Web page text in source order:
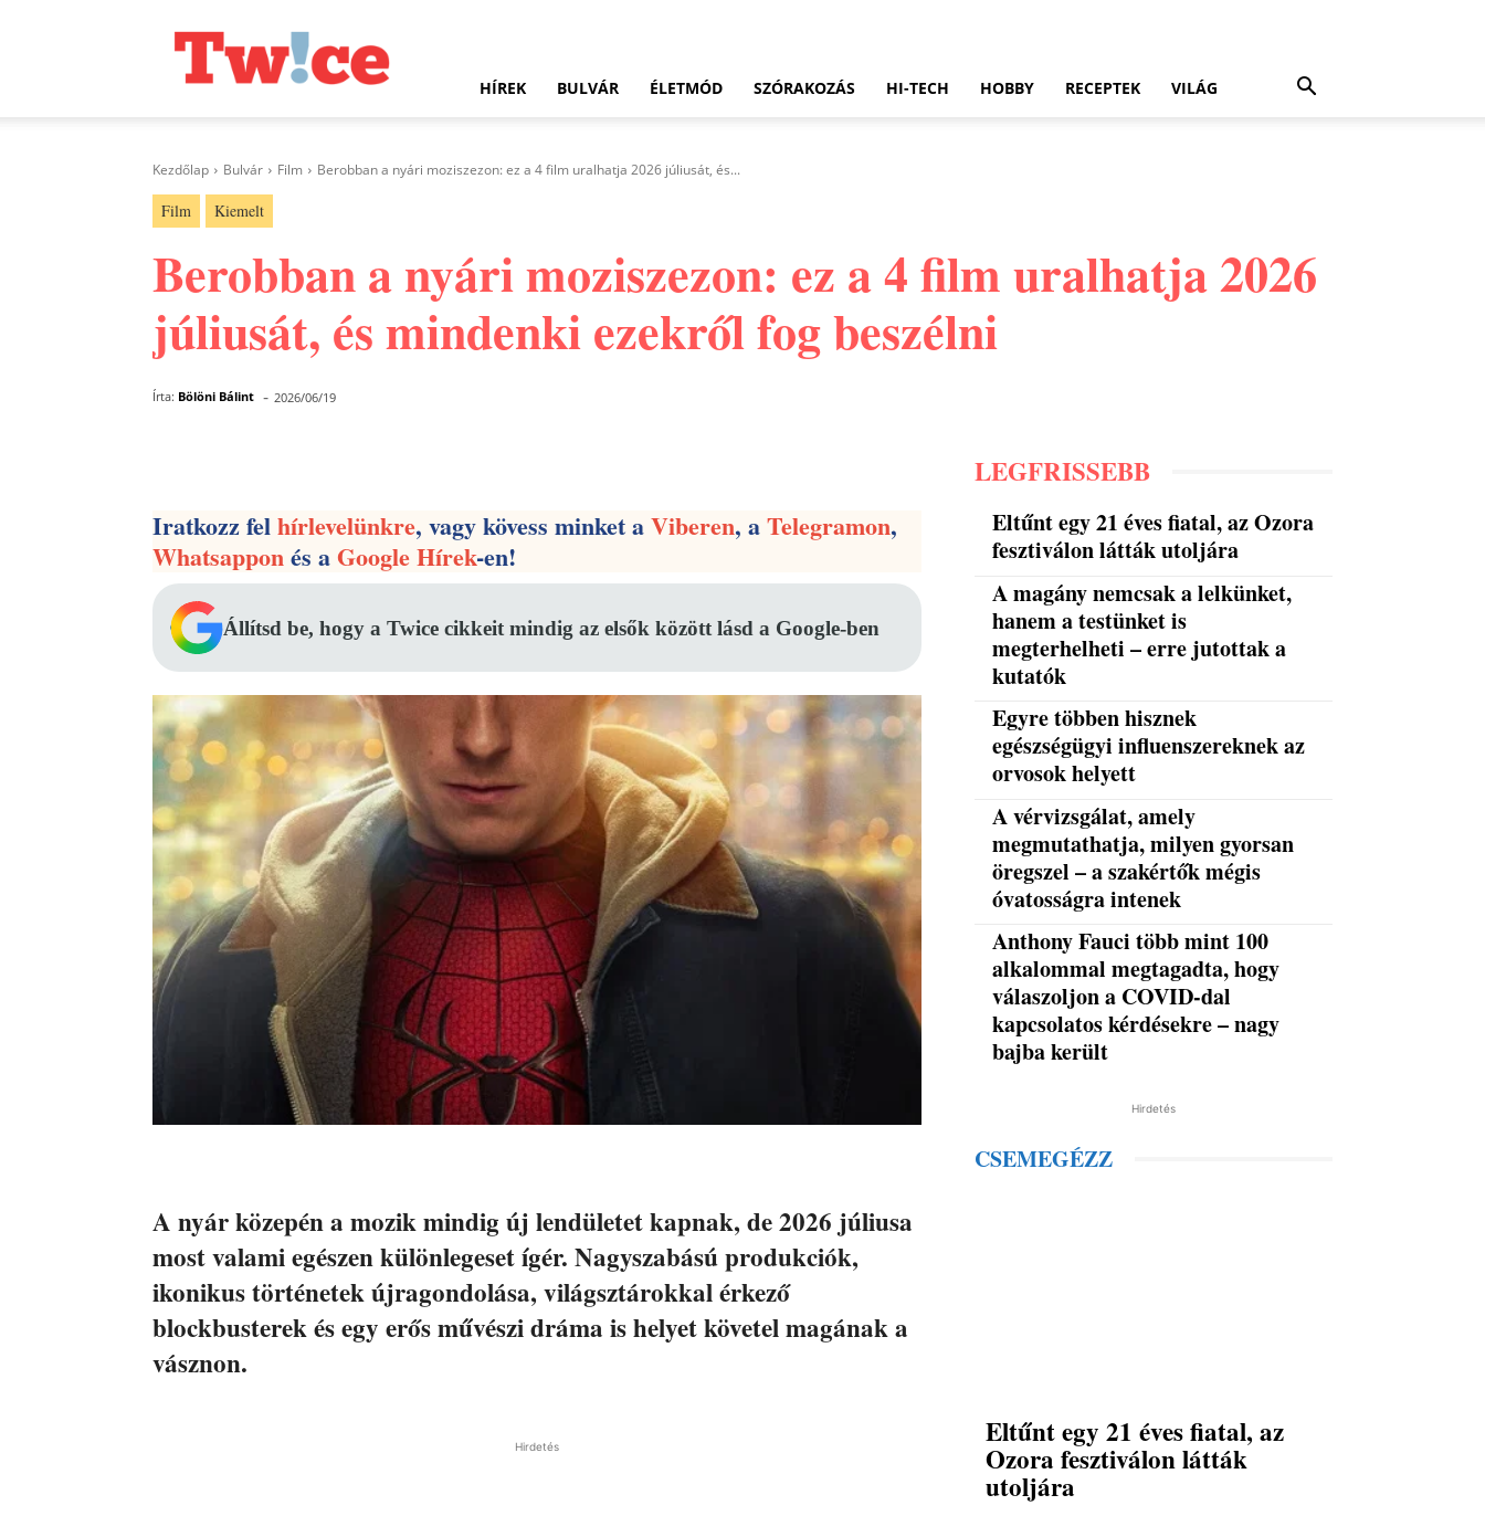
HÍREK BULVÁR ÉLETMÓD SZÓRAKOZÁS HI-TECH HOBBY RECEPTEK VILÁG
Kezdőlap Bulvár Film Berobban a nyári moziszezon: ez a 4 film uralhatja 2026 júliusát, és...
Film Kiemelt
Berobban a nyári moziszezon: ez a 4 film uralhatja 2026
júliusát, és mindenki ezekről fog beszélni
Írta: Bölöni Bálint - 2026/06/19
Iratkozz felhírlevelünkre, vagy kövess minket aViberen, aTelegramon,
Whatsapponés aGoogle Hírek-en!
Állítsd be, hogy a Twice cikkeit mindig az elsők között lásd a Google-ben
A nyár közepén a mozik mindig új lendületet kapnak, de 2026 júliusa
most valami egészen különlegeset ígér. Nagyszabású produkciók,
ikonikus történetek újragondolása, világsztárokkal érkező
blockbusterek és egy erős művészi dráma is helyet követel magának a
vásznon.
Hirdetés
LEGFRISSEBB
Eltűnt egy 21 éves fiatal, az Ozora
fesztiválon látták utoljára
A magány nemcsak a lelkünket,
hanem a testünket is
megterhelheti – erre jutottak a
kutatók
Egyre többen hisznek
egészségügyi influenszereknek az
orvosok helyett
A vérvizsgálat, amely
megmutathatja, milyen gyorsan
öregszel – a szakértők mégis
óvatosságra intenek
Anthony Fauci több mint 100
alkalommal megtagadta, hogy
válaszoljon a COVID-dal
kapcsolatos kérdésekre – nagy
bajba került
Hirdetés
CSEMEGÉZZ
Eltűnt egy 21 éves fiatal, az
Ozora fesztiválon látták
utoljára